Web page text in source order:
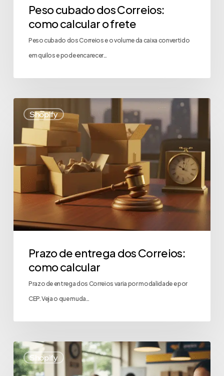
Peso cubado dos Correios:
como calcular o frete
Peso cubado dos Correios e o volume da caixa convertido
em quilos e pode encarecer…
Shopify
Prazo de entrega dos Correios:
como calcular
Prazo de entrega dos Correios varia por modalidade e por
CEP. Veja o que muda…
Shopify